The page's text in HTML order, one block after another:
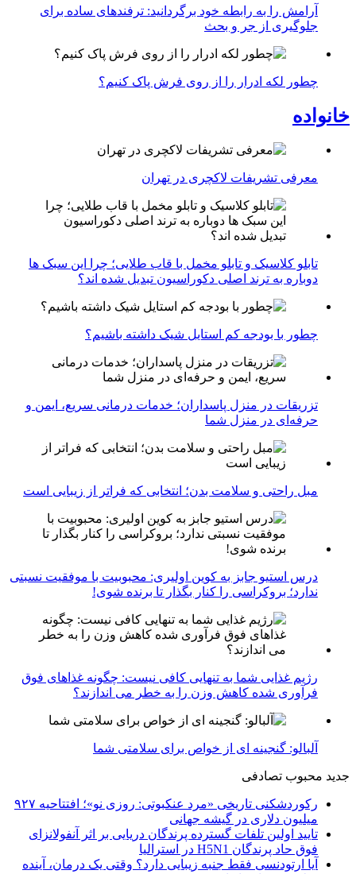
آرامش را به رابطه خود برگردانید: ترفندهای ساده برای
جلوگیری از جر و بحث
چطور لکه ادرار را از روی فرش پاک کنیم؟
خانواده
معرفی تشریفات لاکچری در تهران
تابلو کلاسیک و تابلو مخمل با قاب طلایی؛ چرا این سبک ها
دوباره به ترند اصلی دکوراسیون تبدیل شده اند؟
چطور با بودجه کم استایل شیک داشته باشیم؟
تزریقات در منزل پاسداران؛ خدمات درمانی سریع، ایمن و
حرفه‌ای در منزل شما
مبل راحتی و سلامت بدن؛ انتخابی که فراتر از زیبایی است
درس استیو جابز به کوین اولیری: محبوبیت با موفقیت نسبتی
ندارد؛ بروکراسی را کنار بگذار تا برنده شوی!
رژیم غذایی شما به تنهایی کافی نیست: چگونه غذاهای فوق
فرآوری شده کاهش وزن را به خطر می اندازند؟
آلبالو: گنجینه ای از خواص برای سلامتی شما
جدید محبوب تصادفی
رکوردشکنی تاریخی «مرد عنکبوتی: روزی نو»؛ افتتاحیه ۹۲۷
میلیون دلاری در گیشه جهانی
تایید اولین تلفات گسترده پرندگان دریایی بر اثر آنفولانزای
فوق حاد پرندگان H5N1 در استرالیا
آیا ارتودنسی فقط جنبه زیبایی دارد؟ وقتی یک درمان، آینده